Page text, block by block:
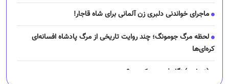
ماجرای خواندنی دلبری زن آلمانی برای شاه قاجار!
لحظه مرگ جومونگ؛ چند روایت تاریخی از مرگ پادشاه افسانه‌ای
کره‌ای‌ها
(تصاویر) نگار فرهمند کیست؟